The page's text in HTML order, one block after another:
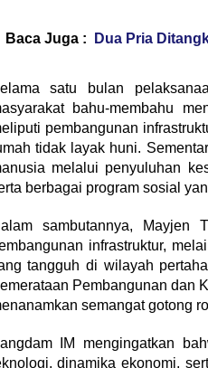
Baca Juga : Dua Pria
satu bulan
bahu-membahu
pembangunan
tidak layak huni.
melalui penyuluhan
berbagai program sosial
sambutannya, Mayjen
infrastruktur,
tangguh di wilayah
Pembangunan dan
semangat gotong
IM mengingatkan
dinamika ekonomi,